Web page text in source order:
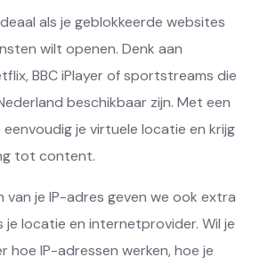
als je geblokkeerde websites
wilt openen. Denk aan
BBC iPlayer of sportstreams die
beschikbaar zijn. Met een
eenvoudig je virtuele locatie en krijg
tot content.
je IP-adres geven we ook extra
je locatie en internetprovider. Wil je
hoe IP-adressen werken, hoe je